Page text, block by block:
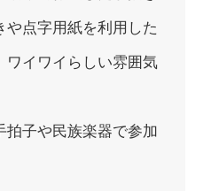
や点字用紙を利用 した
ワイワイらしい雰囲気
拍子や民族楽器で参加